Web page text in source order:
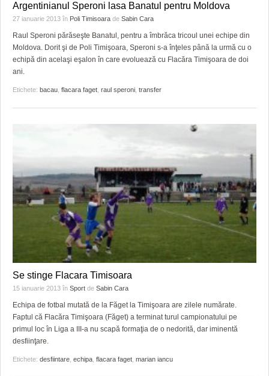
DIVERSE
FARMACII DIN TIMIŞOARA
HARTA TIMIŞOAREI
LICEE, ŞCOLI ŞI GRĂDINIŢE DIN TIMIŞ
PRIMĂRIILE DIN TIMIŞ
Argentinianul Speroni lasa Banatul pentru Moldova
27 ianuarie 2013 în Poli Timisoara de Sabin Cara
Raul Speroni părăseşte Banatul, pentru a îmbrăca tricoul unei echipe din
Moldova. Dorit şi de Poli Timişoara, Speroni s-a înţeles până la urmă cu o
echipă din acelaşi eşalon în care evoluează cu Flacăra Timişoara de doi
ani.
Etichete: bacau flacara faget raul speroni transfer
Se stinge Flacara Timisoara
15 ianuarie 2013 în Sport de Sabin Cara
Echipa de fotbal mutată de la Făget la Timişoara are zilele numărate.
Faptul că Flacăra Timişoara (Făget) a terminat turul campionatului pe
primul loc în Liga a III-a nu scapă formaţia de o nedorită, dar iminentă
desfiinţare.
Etichete: desfiintare echipa flacara faget marian iancu